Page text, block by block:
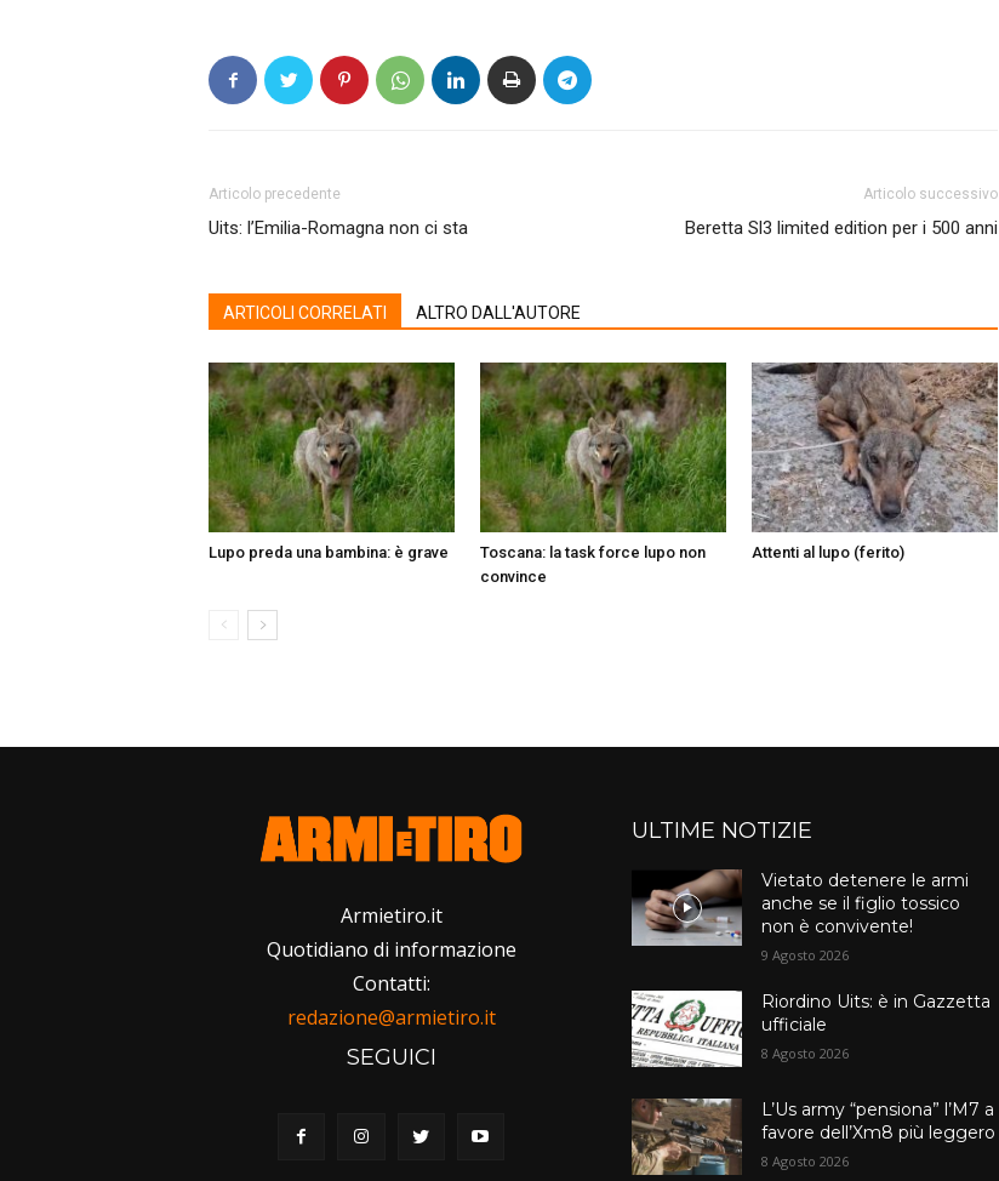
Articolo precedente
Uits: l’Emilia-Romagna non ci sta
Articolo successivo
Beretta Sl3 limited edition per i 500 anni
ARTICOLI CORRELATI ALTRO DALL'AUTORE
Lupo preda una bambina: è grave
Toscana: la task force lupo non
convince
Attenti al lupo (ferito)
Armietiro.it
Quotidiano di informazione
Contatti:
redazione@armietiro.it
SEGUICI
ULTIME NOTIZIE
Vietato detenere le armi
anche se il figlio tossico
non è convivente!
9 Agosto 2026
Riordino Uits: è in Gazzetta
ufficiale
8 Agosto 2026
L’Us army “pensiona” l’M7 a
favore dell’Xm8 più leggero
8 Agosto 2026